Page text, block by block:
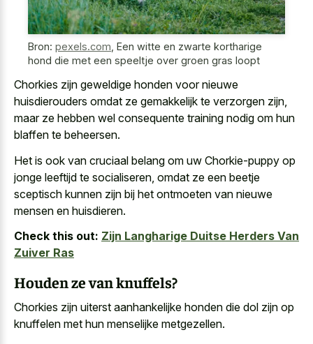
Bron: pexels.com Een witte en zwarte kortharige
hond die met een speeltje over groen gras loopt
Chorkies zijn geweldige honden voor nieuwe
huisdierouders omdat ze gemakkelijk te verzorgen zijn,
maar ze hebben wel consequente training nodig om hun
blaffen te beheersen.
Het is ook van cruciaal belang om uw Chorkie-puppy op
jonge leeftijd te socialiseren, omdat ze een beetje
sceptisch kunnen zijn bij het ontmoeten van nieuwe
mensen en huisdieren.
Check this out: Zijn Langharige Duitse Herders Van
Zuiver Ras
Houden ze van knuffels?
Chorkies zijn uiterst aanhankelijke honden die dol zijn op
knuffelen met hun menselijke metgezellen.